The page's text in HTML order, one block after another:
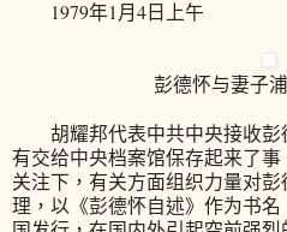
1979年1月4日上午
彭德怀与妻子浦
胡耀邦代表中共中央接收彭
有交给中央档案馆保存起来了
关注下，有关方面组织力量对
理，以《彭德怀自述》作为书